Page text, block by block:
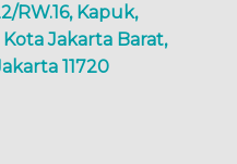
RW.16, Kapuk,
Jakarta Barat,
11720